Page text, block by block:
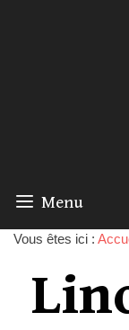
Menu
Vous êtes ici :